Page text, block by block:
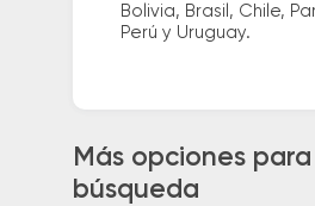
Bolivia, Brasil, Chile,
Perú y Uruguay.
Más opciones
búsqueda